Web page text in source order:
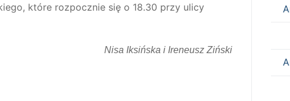
które rozpocznie się o 18.30 przy ulicy
Nisa Iksińska i Ireneusz Ziński